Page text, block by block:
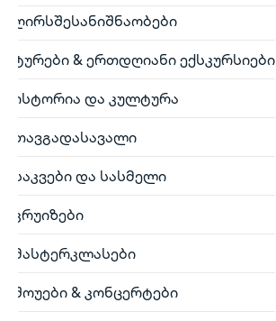
ღირსშესანიშნაობები
ტურები & ერთდღიანი ექსკურსიები
ისტორია და კულტურა
თავგადასავალი
საკვები და სასმელი
კრუიზები
მასტერკლასები
შოუები & კონცერტები